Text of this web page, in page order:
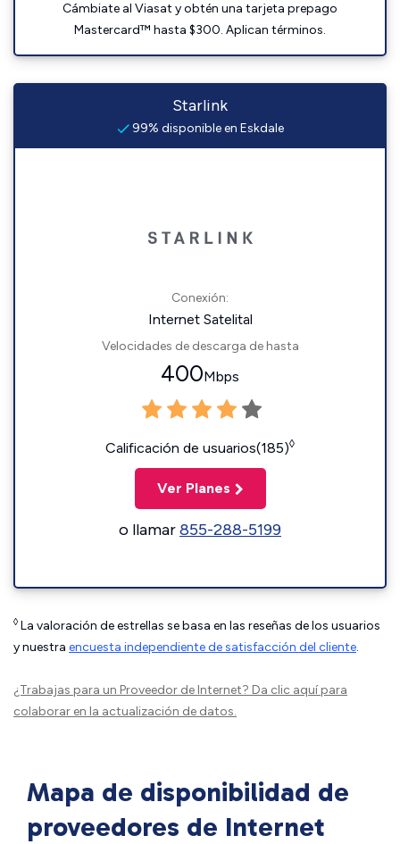
Cámbiate al Viasat y obtén una tarjeta prepago
Mastercard™ hasta $300. Aplican términos.
Starlink
99% disponible en Eskdale
Conexión:
Internet Satelital
Velocidades de descarga de hasta
400Mbps
Calificación de usuarios(185)◊
Ver Planes
o llamar855-288-5199
◊ La valoración de estrellas se basa en las reseñas de los usuarios
y nuestra encuesta independiente de satisfacción del cliente.
¿Trabajas para un Proveedor de Internet? Da clic aquípara
colaborar en la actualización de datos.
Mapa de disponibilidad de
proveedores de Internet